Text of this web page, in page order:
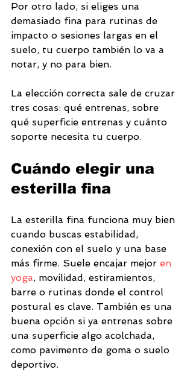
Por otro lado, si eliges una
demasiado fina para rutinas de
impacto o sesiones largas en el
suelo, tu cuerpo también lo va a
notar, y no para bien.
La elección correcta sale de cruzar
tres cosas: qué entrenas, sobre
qué superficie entrenas y cuánto
soporte necesita tu cuerpo.
Cuándo elegir una
esterilla fina
La esterilla fina funciona muy bien
cuando buscas estabilidad,
conexión con el suelo y una base
más firme. Suele encajar mejor en
yoga, movilidad, estiramientos,
barre o rutinas donde el control
postural es clave. También es una
buena opción si ya entrenas sobre
una superficie algo acolchada,
como pavimento de goma o suelo
deportivo.